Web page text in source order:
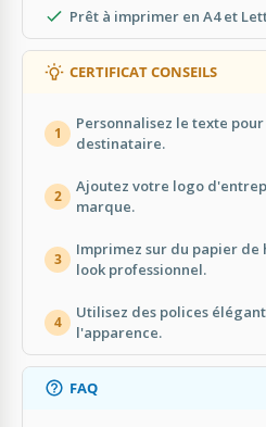
Prêt à imprimer en A4 et
CERTIFICAT CONSEILS
1
Personnalisez le texte
destinataire.
2
Ajoutez votre logo
marque.
3
Imprimez sur du papier
look professionnel.
4
Utilisez des polices
l'apparence.
FAQ